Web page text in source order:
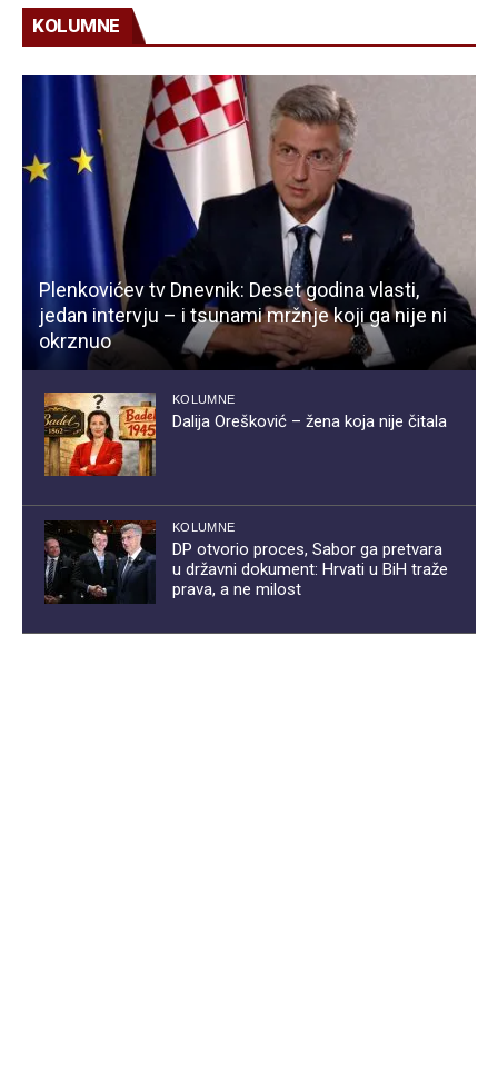
KOLUMNE
Plenkovićev tv Dnevnik: Deset godina vlasti,
jedan intervju – i tsunami mržnje koji ga nije ni
okrznuo
KOLUMNE
Dalija Orešković – žena koja nije čitala
KOLUMNE
DP otvorio proces, Sabor ga pretvara
u državni dokument: Hrvati u BiH traže
prava, a ne milost